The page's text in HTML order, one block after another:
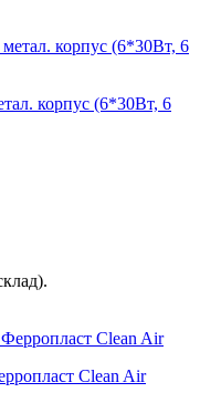
корпус (6*30Вт, 6
Clean Air